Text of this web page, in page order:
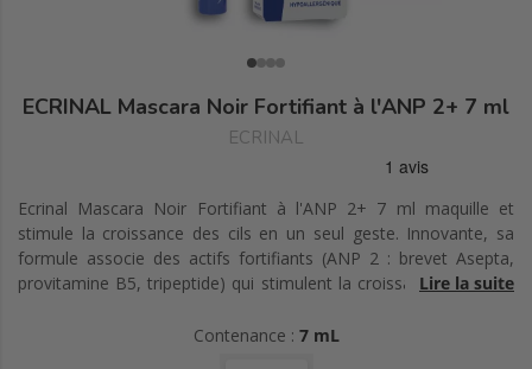
ECRINAL Mascara Noir Fortifiant à l'ANP 2+ 7 ml
ECRINAL
Ecrinal Mascara Noir Fortifiant à l'ANP 2+ 7 ml maquille et
stimule la croissance des cils en un seul geste. Innovante, sa
formule associe des actifs fortifiants (ANP 2 : brevet Asepta,
provitamine B5, tripeptide) qui stimulent la croissance pour des
volumantes et les fibres de soie allongent et épaississent les cils
Lire la suite
Contenance : 7 mL